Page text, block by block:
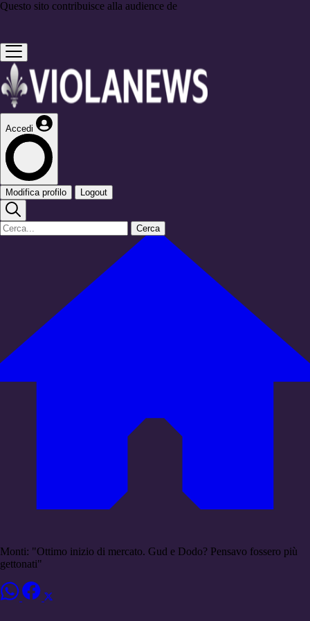
Questo sito contribuisce alla audience de
Accedi
Modifica profilo Logout
Cerca
Monti: "Ottimo inizio di mercato. Gud e Dodo? Pensavo fossero più
gettonati"